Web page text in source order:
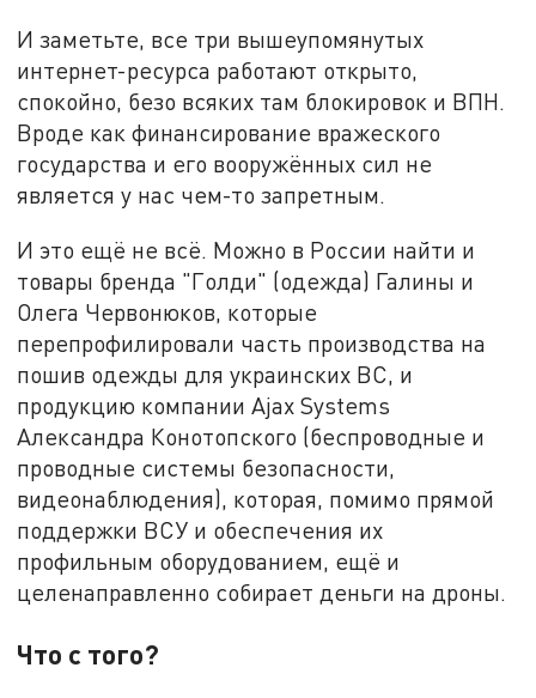
И заметьте, все три вышеупомянутых
интернет-ресурса работают открыто,
спокойно, безо всяких там блокировок и ВПН.
Вроде как финансирование вражеского
государства и его вооружённых сил не
является у нас чем-то запретным.
И это ещё не всё. Можно в России найти и
товары бренда "Голди" (одежда) Галины и
Олега Червонюков, которые
перепрофилировали часть производства на
пошив одежды для украинских ВС, и
продукцию компании Ajax Systems
Александра Конотопского (беспроводные и
проводные системы безопасности,
видеонаблюдения), которая, помимо прямой
поддержки ВСУ и обеспечения их
профильным оборудованием, ещё и
целенаправленно собирает деньги на дроны.
Что с того?